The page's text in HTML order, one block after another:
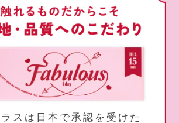
スは日本で承認を受けた